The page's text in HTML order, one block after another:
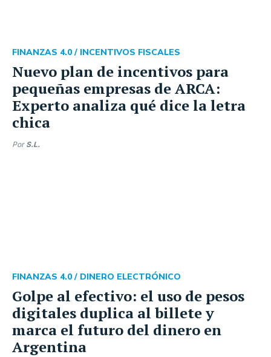
Nuevo plan de incentivos para
pequeñas empresas de ARCA:
Experto analiza qué dice la letra
chica
FINANZAS 4.0 / INCENTIVOS FISCALES
Por S.L.
Golpe al efectivo: el uso de pesos
digitales duplica al billete y
marca el futuro del dinero en
Argentina
FINANZAS 4.0 / DINERO ELECTRÓNICO